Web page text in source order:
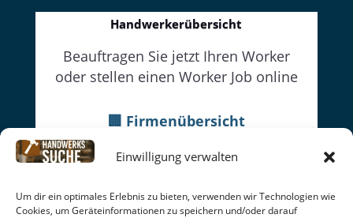
Einwilligung verwalten
Um dir ein optimales Erlebnis zu bieten, verwenden wir Technologien wie
Cookies, um Geräteinformationen zu speichern und/oder darauf
Handwerkerübersicht
Beauftragen Sie jetzt Ihren Worker
oder stellen einen Worker Job online
🏢 Firmenübersicht
👔Firmenwebseiten
Datenschutz|Cookie-Richtlinien |Impressum